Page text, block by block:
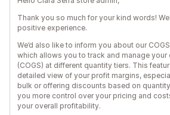
Thank you so much for your kind words!
positive experience.
We’d also like to inform you about our
which allows you to track and manage
(COGS) at different quantity tiers. This
detailed view of your profit margins,
bulk or offering discounts based on
you more control over your pricing and
your overall profitability.